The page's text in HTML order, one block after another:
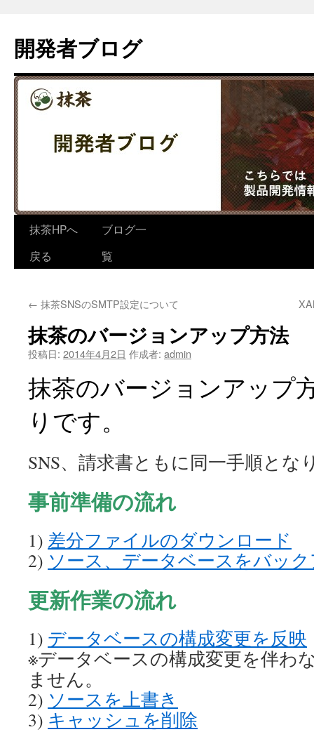
テ
ン
へ
ス
キ
ッ
プ
開発者ブログ
抹茶HPへ
戻る
ブログ一
覧
← 抹茶SNSのSMTP設定について
抹茶のバージョンアップ方法
投稿日: 2014年4月2日 作成者: admin
抹茶のバージョンアップ
りです。
SNS、請求書ともに同一手順とな
事前準備の流れ
1) 差分ファイルのダウンロード
2) ソース、データベースをバッ
更新作業の流れ
1) データベースの構成変更を反映
※データベースの構成変更を伴わ
ません。
2) ソースを上書き
3) キャッシュを削除